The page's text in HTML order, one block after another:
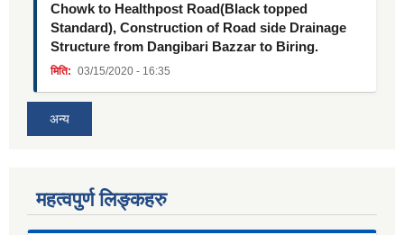
Chowk to Healthpost Road(Black topped
Standard), Construction of Road side Drainage
Structure from Dangibari Bazzar to Biring.
मिति: 03/15/2020 - 16:35
अन्य
महत्वपुर्ण लिङ्कहरु